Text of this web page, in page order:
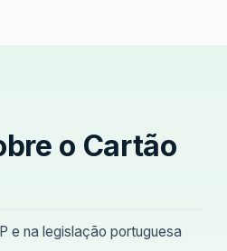
o Cartão
e na legislação portuguesa